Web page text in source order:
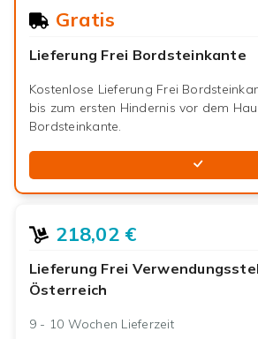
Gratis
Lieferung Frei Bordsteinkante
Kostenlose Lieferung Frei
bis zum ersten Hindernis vor dem
Bordsteinkante.
218,02 €
Lieferung Frei
Österreich
9 - 10 Wochen Lieferzeit